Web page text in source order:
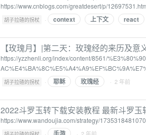
https://www.cnblogs.com/greatdesert/p/
胡子拉碴的拐杖 · context 上下文 react
【玫瑰月】|第二天：玫瑰经的来历及意
https://yzzhenli.org/index/content/8561/
胡子拉碴的拐杖 · 耶稣 玫瑰经 · 2 年前
2022斗罗玉转下载安装教程 最新斗罗玉
https://www.wandoujia.com/strategy/